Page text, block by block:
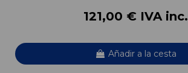
121,00 € IVA inc.
Añadir a la cesta